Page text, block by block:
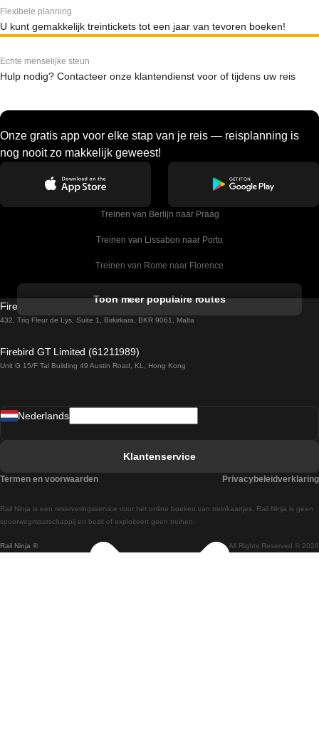
Flexibele planning
U kunt gemakkelijk treintickets tot een jaar van tevoren boeken!
Echte menselijke steun
Hulp nodig? Contacteer onze klantendienst voor of tijdens uw reis
Onze gratis app voor elke stap van je reis — reisplanning is
nog nooit zo makkelijk geweest!
Treinen van Berlijn naar Praag
Treinen van Lissabon naar Porto
Treinen van Rome naar Florence
Treinen van Sevilla naar Barcelona
Treinen van Praag naar Wenen
Treinen van Wenen naar Salzburg
Treinen van Wenen naar Praag
Toon meer populaire routes
Firebird GT Limited (OC 1451)
432, Triq Fleur de Lys, Suite 1, Birkirkara, BKR 9061, Malta
Firebird GT Limited (61211989)
Unit G 15/F Tal Building 49 Austin Road, KL, Hong Kong
Rail Ninja ® All Rights Reserved © 2026
Rail Ninja is een reserveringsservice voor het online boeken van treinkaartjes. Rail Ninja is geen
spoorwegmaatschappij en bezit of exploiteert geen treinen.
Nederlands
Klantenservice
Termen en voorwaarden Privacybeleidverklaring